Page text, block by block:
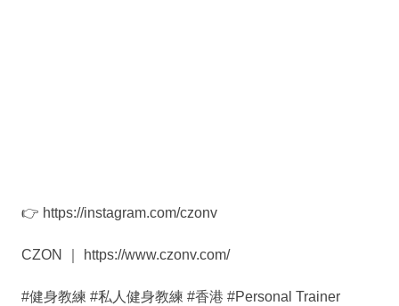
👉 https://instagram.com/czonv
CZON ｜ https://www.czonv.com/
#健身教練 #私人健身教練 #香港 #Personal Trainer